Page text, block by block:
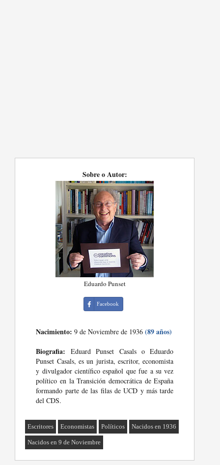
Sobre o Autor:
Eduardo Punset
Facebook
Nacimiento: 9 de Noviembre de 1936(89 años)
Biografia: Eduard Punset Casals o Eduardo
Punset Casals, es un jurista, escritor, economista
y divulgador científico español que fue a su vez
político en la Transición democrática de España
formando parte de las filas de UCD y más tarde
del CDS.
Escritores Economistas Políticos Nacidos en 1936
Nacidos en 9 de Noviembre